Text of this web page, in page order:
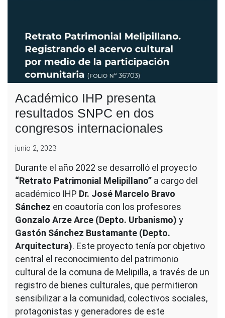
Académico IHP presenta
resultados SNPC en dos
congresos internacionales
junio 2, 2023
Durante el año 2022 se desarrolló el proyecto
“Retrato Patrimonial Melipillano” a cargo del
académico IHP Dr. José Marcelo Bravo
Sánchez en coautoría con los profesores
Gonzalo Arze Arce (Depto. Urbanismo) y
Gastón Sánchez Bustamante (Depto.
Arquitectura). Este proyecto tenía por objetivo
central el reconocimiento del patrimonio
cultural de la comuna de Melipilla, a través de un
registro de bienes culturales, que permitieron
sensibilizar a la comunidad, colectivos sociales,
protagonistas y generadores de este